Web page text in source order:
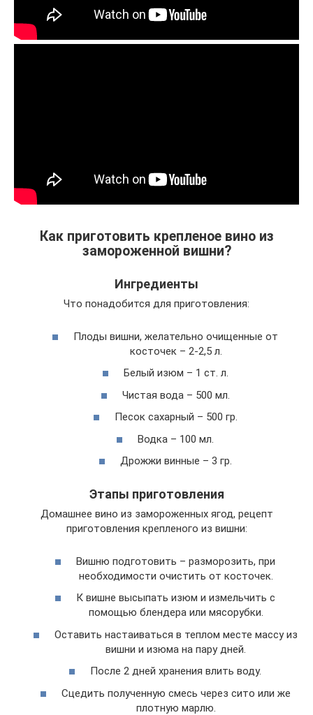
Как приготовить крепленое вино из
замороженной вишни?
Ингредиенты
Что понадобится для приготовления:
Плоды вишни, желательно очищенные от
косточек – 2-2,5 л.
Белый изюм – 1 ст. л.
Чистая вода – 500 мл.
Песок сахарный – 500 гр.
Водка – 100 мл.
Дрожжи винные – 3 гр.
Этапы приготовления
Домашнее вино из замороженных ягод, рецепт
приготовления крепленого из вишни:
Вишню подготовить – разморозить, при
необходимости очистить от косточек.
К вишне высыпать изюм и измельчить с
помощью блендера или мясорубки.
Оставить настаиваться в теплом месте массу из
вишни и изюма на пару дней.
После 2 дней хранения влить воду.
Сцедить полученную смесь через сито или же
плотную марлю.